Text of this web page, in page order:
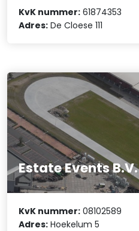
KvK nummer: 61874353
Adres: De Cloese 111
Estate Events B.V.
KvK nummer: 08102589
Adres: Hoekelum 5